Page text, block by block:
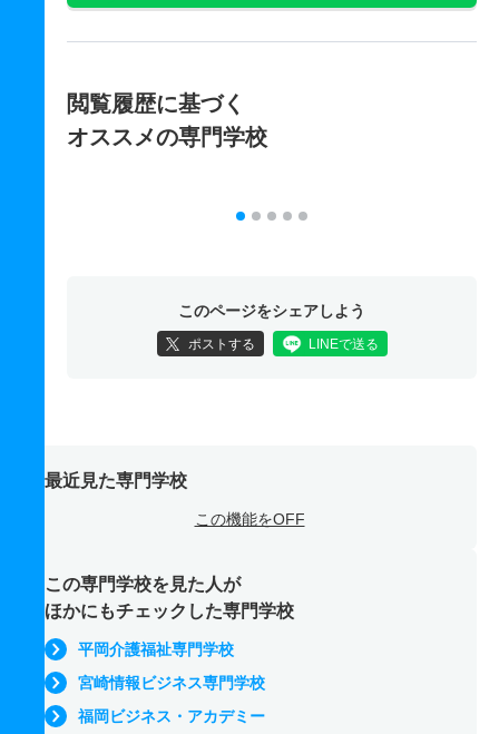
閲覧履歴に基づく
オススメの専門学校
このページをシェアしよう
ポストする LINEで送る
最近見た専門学校
この機能をOFF
この専門学校を見た人が
ほかにもチェックした専門学校
平岡介護福祉専門学校
宮崎情報ビジネス専門学校
福岡ビジネス・アカデミー